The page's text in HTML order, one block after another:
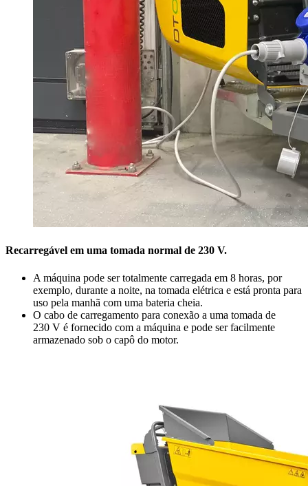
Recarregável em uma tomada normal de 230 V.
A máquina pode ser totalmente carregada em 8 horas, por
exemplo, durante a noite, na tomada elétrica e está pronta para
uso pela manhã com uma bateria cheia.
O cabo de carregamento para conexão a uma tomada de
230 V é fornecido com a máquina e pode ser facilmente
armazenado sob o capô do motor.